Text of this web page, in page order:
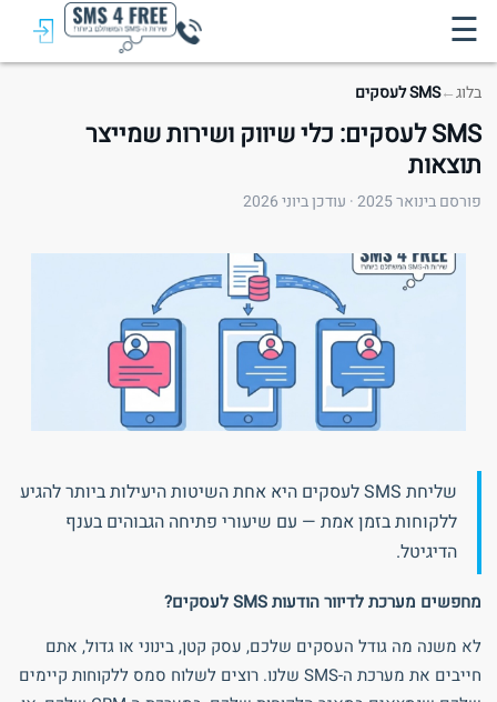
☰
בלוג←SMS לעסקים
SMS לעסקים: כלי שיווק ושירות שמייצר
תוצאות
פורסם בינואר 2025 · עודכן ביוני 2026
שליחת SMS לעסקים היא אחת השיטות היעילות ביותר להגיע
ללקוחות בזמן אמת — עם שיעורי פתיחה הגבוהים בענף
הדיגיטל.
מחפשים מערכת לדיוור הודעות SMS לעסקים?
לא משנה מה גודל העסקים שלכם, עסק קטן, בינוני או גדול, אתם
חייבים את מערכת ה-SMS שלנו. רוצים לשלוח סמס ללקוחות קיימים